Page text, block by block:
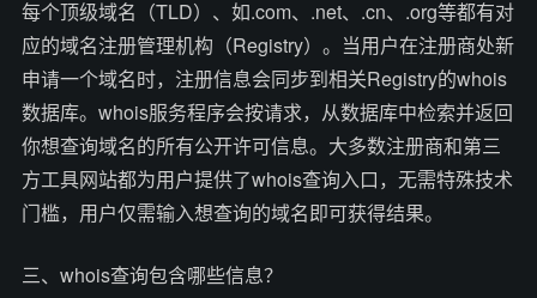
每个顶级域名（TLD）、如.com、.net、.cn、.org等都有对
应的域名注册管理机构（Registry）。当用户在注册商处新
申请一个域名时，注册信息会同步到相关Registry的whois
数据库。whois服务程序会按请求，从数据库中检索并返回
你想查询域名的所有公开许可信息。大多数注册商和第三
方工具网站都为用户提供了whois查询入口，无需特殊技术
门槛，用户仅需输入想查询的域名即可获得结果。
三、whois查询包含哪些信息？